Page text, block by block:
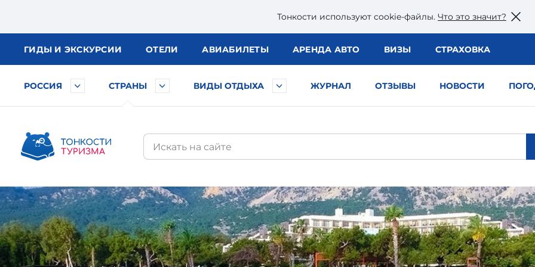
Тонкости используют сookie-файлы. Что это значит?
ГИДЫ И ЭКСКУРСИИ ОТЕЛИ АВИАБИЛЕТЫ АРЕНДА АВТО ВИЗЫ СТРАХОВКА
РОССИЯ СТРАНЫ ВИДЫ ОТДЫХА ЖУРНАЛ ОТЗЫВЫ НОВОСТИ